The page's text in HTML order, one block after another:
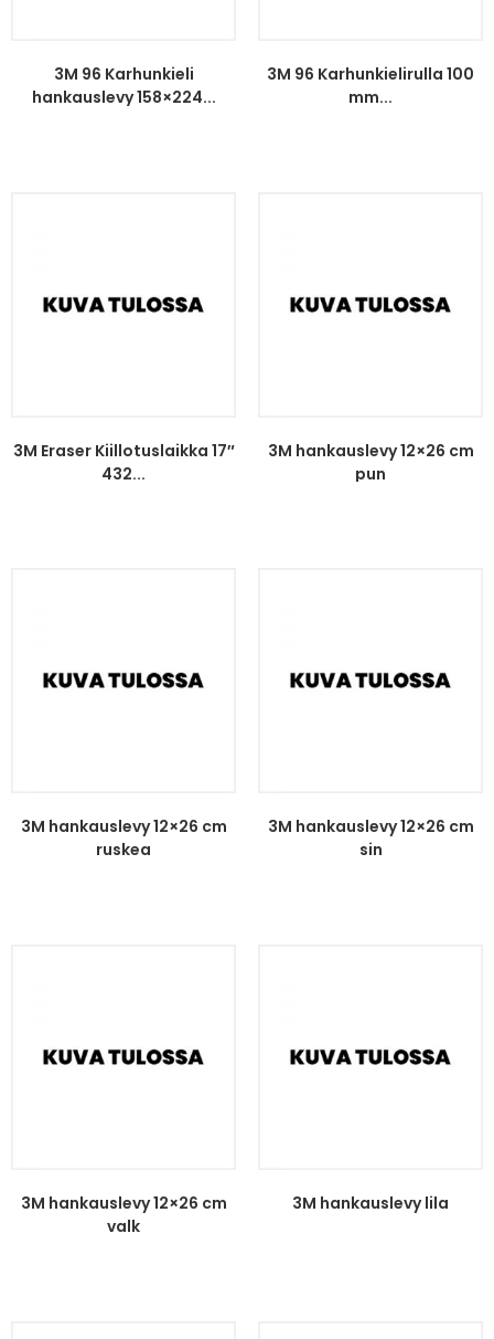
3M 96 Karhunkieli
hankauslevy 158×224...
3M 96 Karhunkielirulla 100
mm...
3M Eraser Kiillotuslaikka 17″
432...
3M hankauslevy 12×26 cm
pun
3M hankauslevy 12×26 cm
ruskea
3M hankauslevy 12×26 cm
sin
3M hankauslevy 12×26 cm
valk
3M hankauslevy lila